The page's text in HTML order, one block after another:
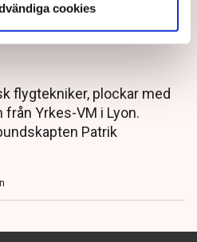
cookies
Sverige i
flygtekniker, plockar med
Yrkes-VM i Lyon.
Patrik